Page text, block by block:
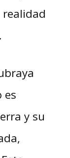
es
y su